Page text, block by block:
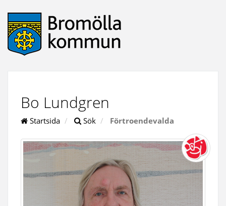
Bo Lundgren
Startsida Sök Förtroendevalda